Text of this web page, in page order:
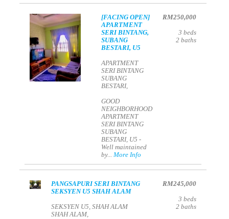
[FACING OPEN]
APARTMENT
SERI BINTANG,
SUBANG
BESTARI, U5
APARTMENT
SERI BINTANG
SUBANG
BESTARI,
GOOD
NEIGHBORHOOD
APARTMENT
SERI BINTANG
SUBANG
BESTARI, U5 -
Well maintained
by...More Info
RM250,000
3 beds
2 baths
PANGSAPURI SERI BINTANG
SEKSYEN U5 SHAH ALAM
SEKSYEN U5, SHAH ALAM
SHAH ALAM,
RM245,000
3 beds
2 baths